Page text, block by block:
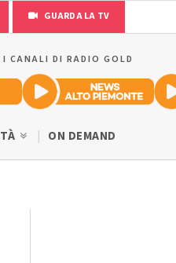
GUARDA LA TV
I CANALI DI RADIO GOLD
ON DEMAND